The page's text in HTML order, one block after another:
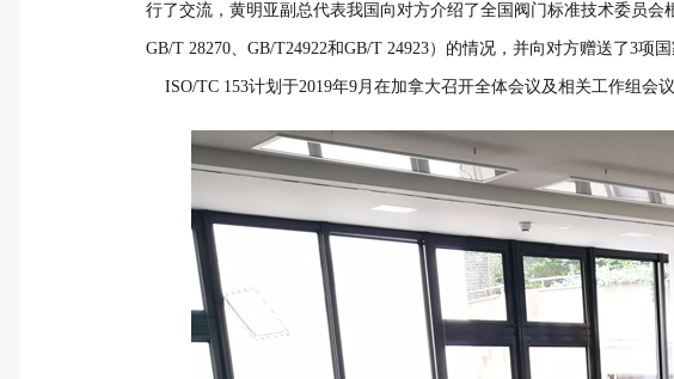
行了交流，黄明亚副总代表我国向对方介绍了全国阀门标准技术委员
GB/T 28270、GB/T24922和GB/T 24923）的情况，并向对方赠送了3项
ISO/TC 153计划于2019年9月在加拿大召开全体会议及相关工作组会